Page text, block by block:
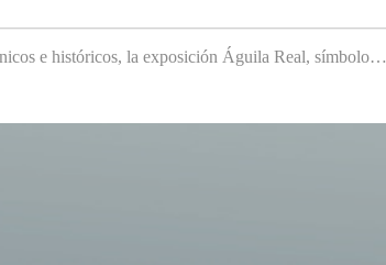
e históricos, la exposición Águila Real, símbolo…